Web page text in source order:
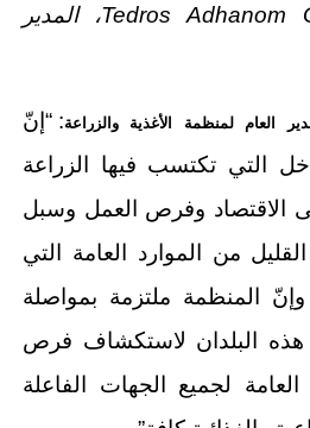
Tedros Adhanom، المدير
العام لمنظمة الأغذية والزراعة: “إنّ
التي تكتسب فيها الزراعة
الاقتصاد وفرص العمل وسبل
من الموارد العامة التي
المنظمة ملتزمة بمواصلة
هذه البلدان لاستكشاف فرص
لجميع الجهات الفاعلة